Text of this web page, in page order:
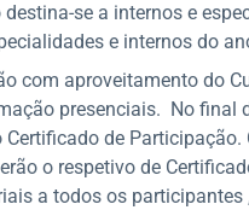
destina-se a internos e
e internos do
com aproveitamento do
presenciais. No final
de
o respetivo de
a todos os